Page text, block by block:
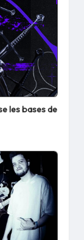
les bases de